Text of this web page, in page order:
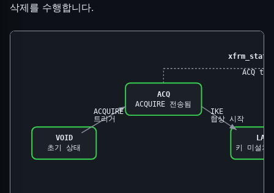
삭제를 수행합니다.
xfrm_state
VOID
초기 상태
ACQ
ACQUIRE 전송됨
키 미설
ACQUIRE
트리거
IKE
협상 시작
ACQ